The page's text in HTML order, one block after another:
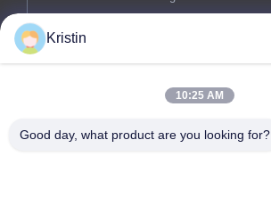
Jetzt Absenden
Kristin
10:25 AM
Good day, what product are you looking for?